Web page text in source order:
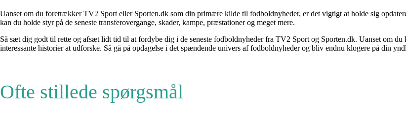
Uanset om du foretrækker TV2 Sport eller Sporten.dk som din primære kilde til fodboldnyheder, er det vigtigt at holde sig
kan du holde styr på de seneste transferovergange, skader, kampe, præstationer og meget mere.
Så sæt dig godt til rette og afsæt lidt tid til at fordybe dig i de seneste fodboldnyheder fra TV2 Sport og Sporten.dk. Uanset om du
interessante historier at udforske. Så gå på opdagelse i det spændende univers af fodboldnyheder og bliv endnu klogere på din
Ofte stillede spørgsmål